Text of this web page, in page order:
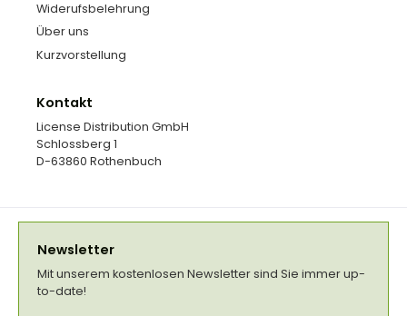
Widerufsbelehrung
Über uns
Kurzvorstellung
Kontakt
License Distribution GmbH
Schlossberg 1
D-63860 Rothenbuch
Newsletter
Mit unserem kostenlosen Newsletter sind Sie immer up-
to-date!